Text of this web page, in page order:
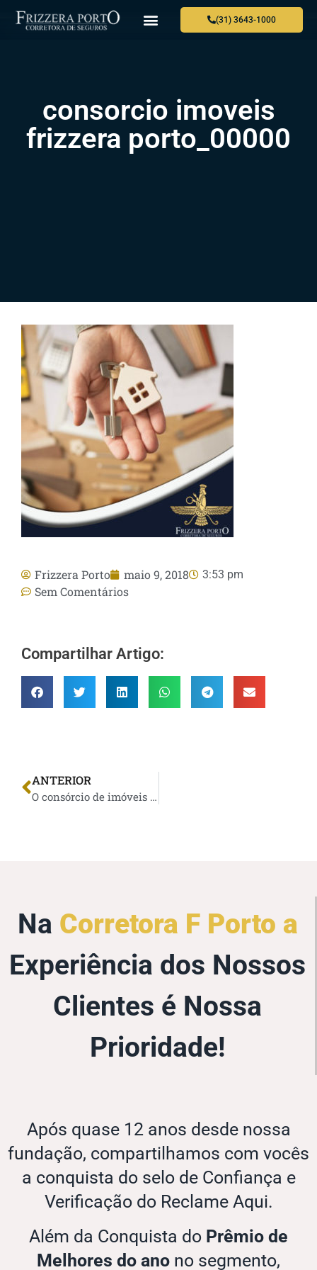
(31) 3643-1000
consorcio imoveis
frizzera porto_00000
Frizzera Porto maio 9, 2018 3:53 pm
Sem Comentários
Compartilhar Artigo:
ANTERIOR
O consórcio de imóveis é um investimento seguro?
Na Corretora F Porto a
Experiência dos Nossos
Clientes é Nossa
Prioridade!
Após quase 12 anos desde nossa
fundação, compartilhamos com vocês
a conquista do selo de Confiança e
Verificação do Reclame Aqui.
Além da Conquista do Prêmio de
Melhores do ano no segmento,